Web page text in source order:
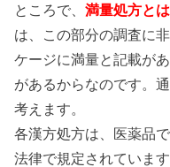
ところで、満量処方と
は、この部分の調査に
ケージに満量と記載が
があるからなのです。
考えます。
各漢方処方は、医薬品
法律で規定されていま